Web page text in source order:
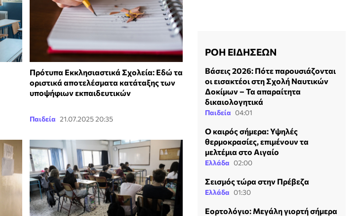
Πρότυπα Εκκλησιαστικά Σχολεία: Εδώ τα
οριστικά αποτελέσματα κατάταξης των
υποψήφιων εκπαιδευτικών
Παιδεία 21.07.2025 20:35
ΡΟΗ ΕΙΔΗΣΕΩΝ
Βάσεις 2026: Πότε παρουσιάζονται
οι εισακτέοι στη Σχολή Ναυτικών
Δοκίμων – Τα απαραίτητα
δικαιολογητικά
Παιδεία 04:01
Ο καιρός σήμερα: Υψηλές
θερμοκρασίες, επιμένουν τα
μελτέμια στο Αιγαίο
Ελλάδα 02:00
Σεισμός τώρα στην Πρέβεζα
Ελλάδα 01:30
Εορτολόγιο: Μεγάλη γιορτή σήμερα